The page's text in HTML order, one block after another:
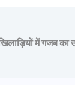
में गजब का